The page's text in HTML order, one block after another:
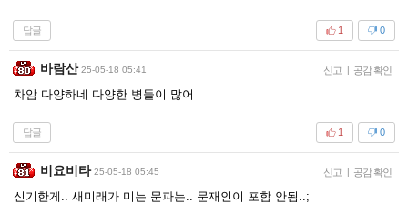
답글 0
1
바람산 25-05-18 05:41 신고 | 공감 확인
차암 다양하네 다양한 병들이 많어
답글 0
1
비요비타 25-05-18 05:45 신고 | 공감 확인
신기한게.. 새미래가 미는 문파는.. 문재인이 포함 안됨..;